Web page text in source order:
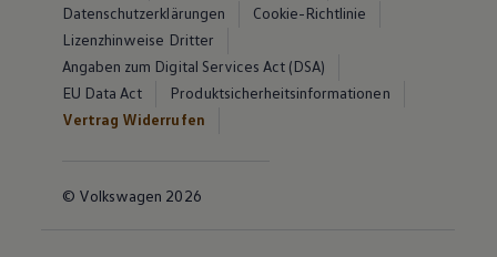
Datenschutzerklärungen
Cookie-Richtlinie
Lizenzhinweise Dritter
Angaben zum Digital Services Act (DSA)
EU Data Act
Produktsicherheitsinformationen
Vertrag Widerrufen
© Volkswagen 2026